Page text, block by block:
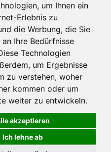
um Ihnen ein
Erlebnis zu
die Werbung, die Sie
an Ihre Bedürfnisse
Technologien
um Ergebnisse
zu verstehen, woher
kommen oder um
weiter zu entwickeln.
akzeptieren
Ich lehne ab
4
(Gipuzkoa)
und datenschutzrichtlinie